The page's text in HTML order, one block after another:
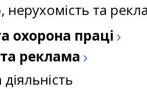
нерухомість та
охорона праці
реклама